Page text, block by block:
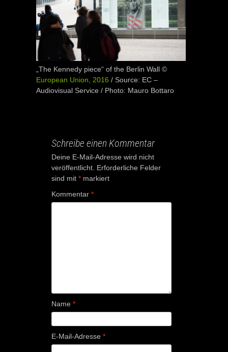
„The Kennedy piece“ of the Berlin Wall ©
European Union, 2016 / Source: EC –
Audiovisual Service / Photo: Mauro Bottaro
Schreibe einen Kommentar
Deine E-Mail-Adresse wird nicht
veröffentlicht. Erforderliche Felder
sind mit * markiert
Kommentar *
Name *
E-Mail-Adresse *